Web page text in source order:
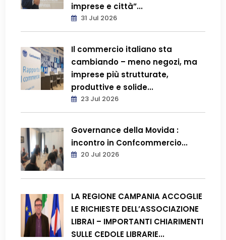
imprese e città”...
31 Jul 2026
Il commercio italiano sta
cambiando – meno negozi, ma
imprese più strutturate,
produttive e solide...
23 Jul 2026
Governance della Movida :
incontro in Confcommercio...
20 Jul 2026
LA REGIONE CAMPANIA ACCOGLIE
LE RICHIESTE DELL’ASSOCIAZIONE
LIBRAI – IMPORTANTI CHIARIMENTI
SULLE CEDOLE LIBRARIE...